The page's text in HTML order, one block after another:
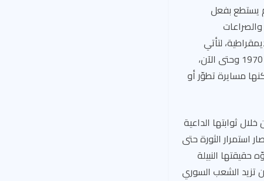
ولم يستطع بفعل
لتأتي
العصابة الأسدية على ظهر حزب البعث، وتقيم دولة النهب والخراب والديكتاتورية، وتستمرّ منذ 1970 وحتى الآن،
مسايرة تطوّر أو
من خلال ثوابتها الداعية
استمرار الثورة حتى
النبيلة
تزيد الشعب السوري